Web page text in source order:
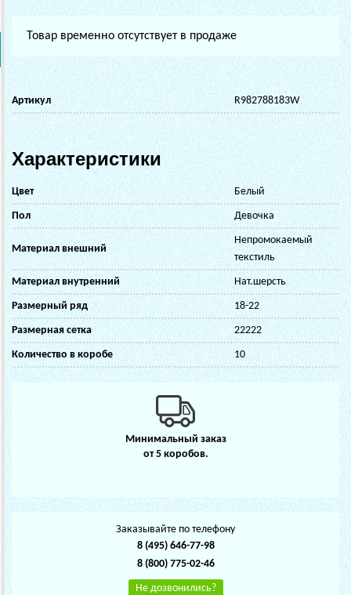
Товар временно отсутствует в продаже
Артикул R982788183W
Характеристики
Цвет Белый
Пол Девочка
Материал внешний
Непромокаемый
текстиль
Материал внутренний Нат.шерсть
Размерный ряд 18-22
Размерная сетка 22222
Количество в коробе 10
Минимальный заказ
от 5 коробов.
Заказывайте по телефону
8 (495) 646-77-98
8 (800) 775-02-46
Не дозвонились?